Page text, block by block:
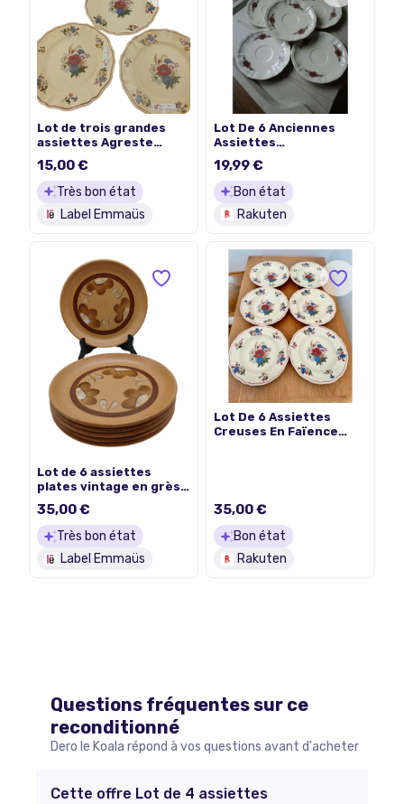
Lot de trois grandes
assiettes Agreste
décor garanti
inaltérable et résistant
au lave-vaisselle de
25cm de diamètre à
15,00 €
Très bon état
Label Emmaüs
Lot De 6 Anciennes
Assiettes
19,99 €
Bon état
Rakuten
Lot de 6 assiettes
plates vintage en grès –
Atelier d'art de Lorraine
(Sarreguemines)
35,00 €
Très bon état
Label Emmaüs
Lot De 6 Assiettes
Creuses En Faïence
35,00 €
Bon état
Rakuten
Questions fréquentes sur ce
reconditionné
Dero le Koala répond à vos questions avant d'acheter
Cette offre Lot de 4 assiettes